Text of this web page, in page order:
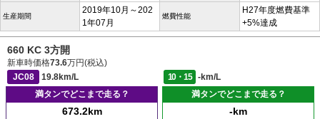
生産期間
2019年10月～202
1年07月
燃費性能
H27年度燃費基準
+5%達成
660 KC 3方開
新車時価格73.6万円(税込)
JC08
19.8km/L 10・15
-km/L
満タンでどこまで走る？
673.2km
満タンでどこまで走る？
-km